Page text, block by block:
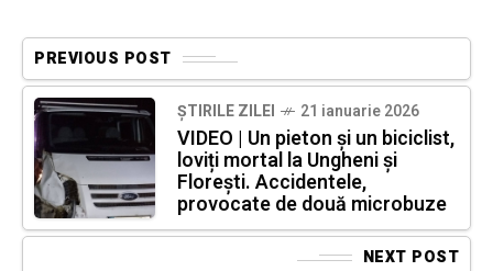
PREVIOUS POST
ȘTIRILE ZILEI 21 ianuarie 2026
VIDEO | Un pieton și un biciclist,
loviți mortal la Ungheni și
Florești. Accidentele,
provocate de două microbuze
NEXT POST